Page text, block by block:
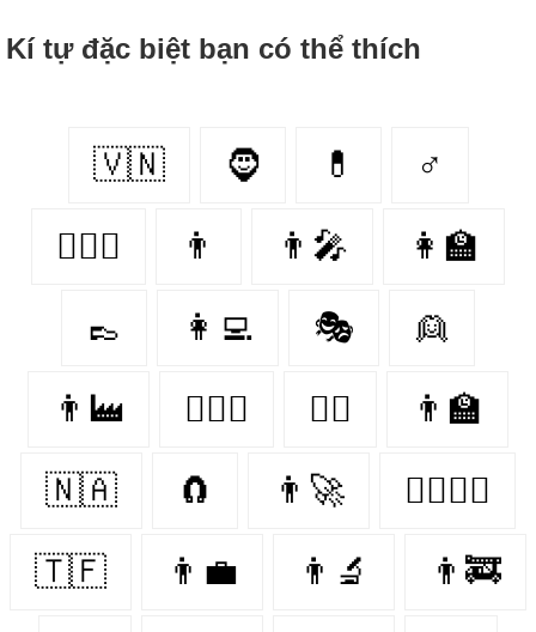
Kí tự đặc biệt bạn có thể thích
🇻🇳 🧔 💊 ♂
👩‍❤️‍👨 👨 👨‍🎤 👩‍🏫
👞 👩‍💻 🎭 👱
👨‍🏭 👨‍❤️‍👨 👩‍⚕️ 👨‍🏫
🇳🇦 🧲 👨‍🚀 👨‍❤️‍💋‍👨
🇹🇫 👨‍💼 👨‍🔬 👨‍🚒